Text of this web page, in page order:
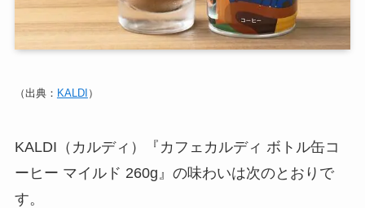
（出典： KALDI ）
KALDI（カルディ）『カフェカルディ ボトル缶コ
ーヒー マイルド 260g』の味わいは次のとおりで
す。